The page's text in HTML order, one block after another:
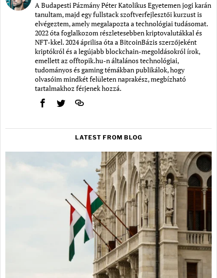
A Budapesti Pázmány Péter Katolikus Egyetemen jogi karán
tanultam, majd egy fullstack szoftverfejlesztői kurzust is
elvégeztem, amely megalapozta a technológiai tudásomat.
2022 óta foglalkozom részletesebben kriptovalutákkal és
NFT-kkel. 2024 áprilisa óta a BitcoinBázis szerzőjeként
kriptókról és a legújabb blockchain-megoldásokról írok,
emellett az offtopik.hu-n általános technológiai,
tudományos és gaming témákban publikálok, hogy
olvasóim mindkét felületen naprakész, megbízható
tartalmakhoz férjenek hozzá.
LATEST FROM BLOG